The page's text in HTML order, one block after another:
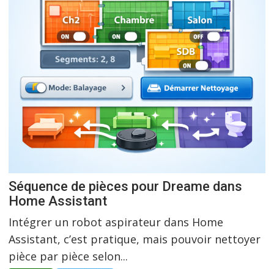
Séquence de pièces pour Dreame dans
Home Assistant
Intégrer un robot aspirateur dans Home
Assistant, c’est pratique, mais pouvoir nettoyer
pièce par pièce selon...